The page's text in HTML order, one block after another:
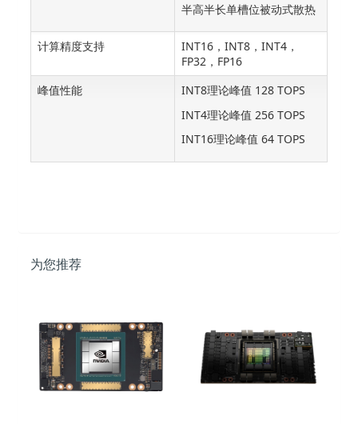
半高半长单槽位被动式散热
计算精度支持
INT16，INT8，INT4，
FP32，FP16
峰值性能
INT8理论峰值 128 TOPS
INT4理论峰值 256 TOPS
INT16理论峰值 64 TOPS
为您推荐